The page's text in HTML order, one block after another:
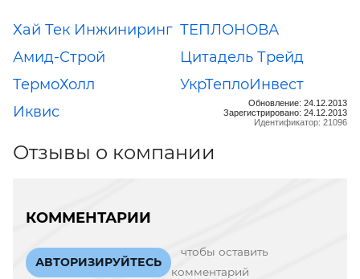
Хай Тек Инжиниринг ТЕПЛОНОВА
Амид-Строй
Цитадель Трейд
ТермоХолл
УкрТеплоИнвест
Иквис
Обновление: 24.12.2013
Зарегистрировано: 24.12.2013
Идентификатор: 21096
Отзывы о компании
КОММЕНТАРИИ
АВТОРИЗИРУЙТЕСЬ
чтобы оставить
комментарий